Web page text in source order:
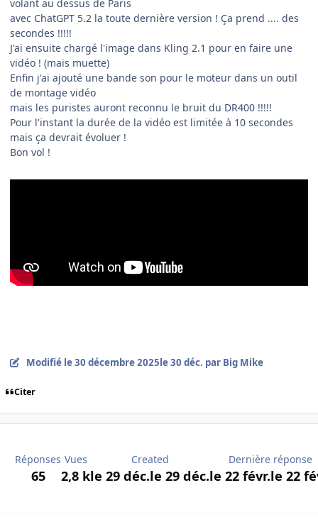
volant au dessus de Paris
avec ChatGPT 5.2 la toute dernière version ! Ça prend .... des
secondes !!!!!
J'ai ensuite chargé l'image dans Kling 2.1 pour en faire une
vidéo ! (mais muette)
Enfin j'ai ajouté une bande son pour le moteur dans un outil
de montage vidéo
mais les puristes auront reconnu le bruit du DR400 !!!!!
Pour l'instant la durée de la vidéo est limitée à 10 secondes
mais ça devrait évoluer !
Bon vol !
Modifié le 30 décembre 2025le 30 déc. par Big Mike
Citer
Réponses
65
Vues
2,8 k
Created
le 29 déc.le 29 déc.
Dernière réponse
le 22 févr.le 22